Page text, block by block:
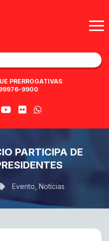
PRERROGATIVAS
9900
PARTICIPA DE
Evento Notícias